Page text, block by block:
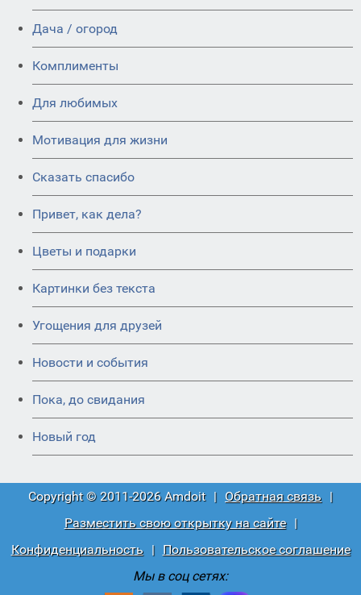
Дача / огород
Комплименты
Для любимых
Мотивация для жизни
Сказать спасибо
Привет, как дела?
Цветы и подарки
Картинки без текста
Угощения для друзей
Новости и события
Пока, до свидания
Новый год
Copyright © 2011-2026 Amdoit | Обратная связь |
Разместить свою открытку на сайте
|
Конфиденциальность
|
Пользовательское соглашение
Мы в соц сетях: